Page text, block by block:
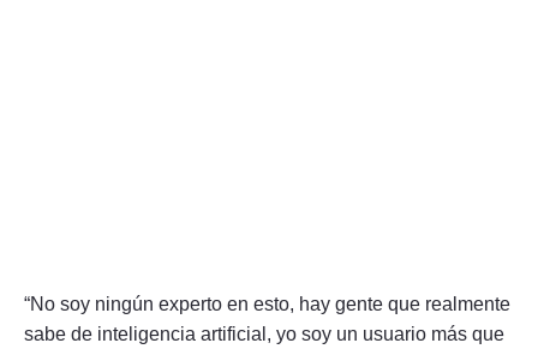
“No soy ningún experto en esto, hay gente que realmente
sabe de inteligencia artificial, yo soy un usuario más que